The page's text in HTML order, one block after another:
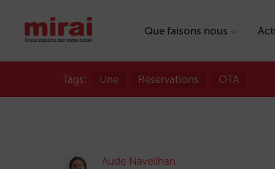
Que faisons nous
Tags: Une Réservations OTA
Aude Naveilhan